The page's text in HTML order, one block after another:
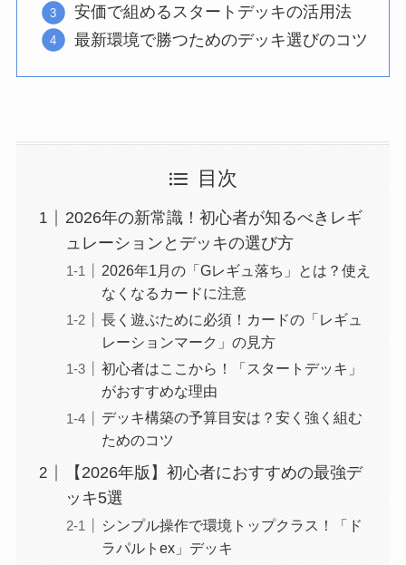
安価で組めるスタートデッキの活用法
最新環境で勝つためのデッキ選びのコツ
目次
2026年の新常識！初心者が知るべきレギ
ュレーションとデッキの選び方
2026年1月の「Gレギュ落ち」とは？使え
なくなるカードに注意
長く遊ぶために必須！カードの「レギュ
レーションマーク」の見方
初心者はここから！「スタートデッキ」
がおすすめな理由
デッキ構築の予算目安は？安く強く組む
ためのコツ
【2026年版】初心者におすすめの最強デ
ッキ5選
シンプル操作で環境トップクラス！「ド
ラパルトex」デッキ